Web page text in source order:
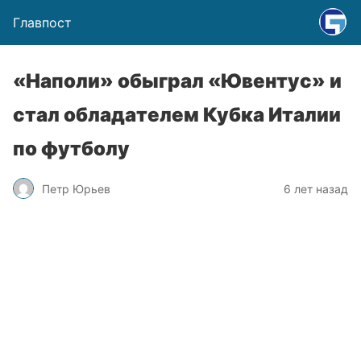
Главпост
«Наполи» обыграл «Ювентус» и
стал обладателем Кубка Италии
по футболу
Петр Юрьев 6 лет назад